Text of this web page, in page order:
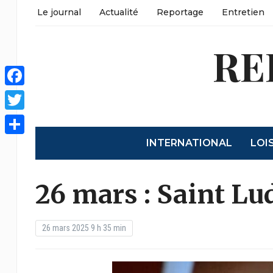
Le journal Actualité Reportage Entretien
INTERNATIONAL
26 mars : Saint
26 mars 2025 9 h 35 min
Facebook
Twitter